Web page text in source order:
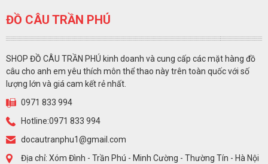
ĐỒ CÂU TRẦN PHÚ
SHOP ĐỒ CÂU TRẦN PHÚ kinh doanh và cung cấp các mặt hàng đồ
câu cho anh em yêu thích môn thể thao này trên toàn quốc với số
lượng lớn và giá cam kết rẻ nhất.
0971 833 994
Hotline:0971 833 994
docautranphu1@gmail.com
Địa chỉ: Xóm Đình - Trần Phú - Minh Cường - Thường Tín - Hà Nội